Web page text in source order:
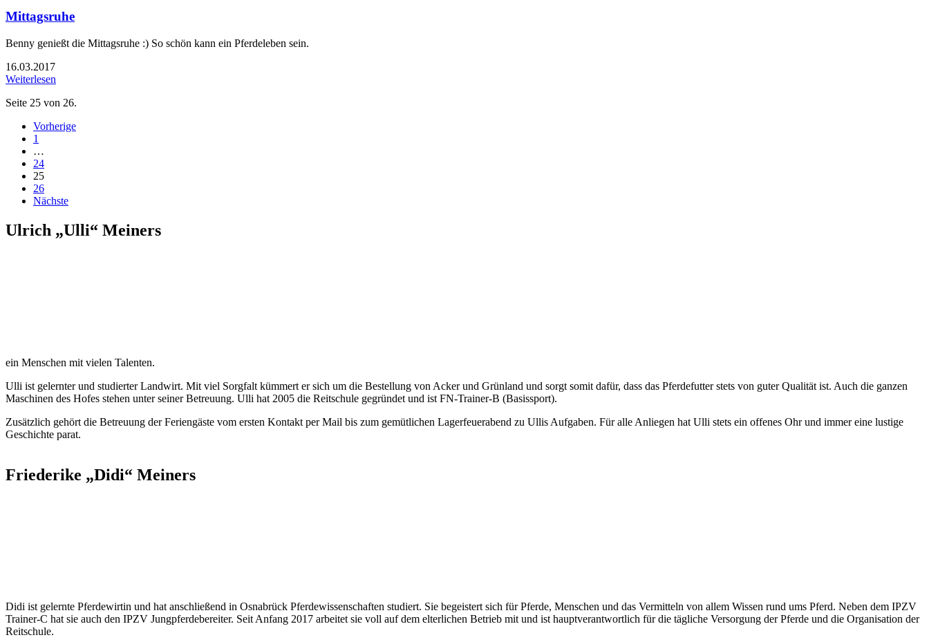
Mittagsruhe
Benny genießt die Mittagsruhe :) So schön kann ein Pferdeleben sein.
16.03.2017
Weiterlesen
Seite 25 von 26.
Vorherige
1
…
24
25
26
Nächste
Ulrich „Ulli“ Meiners
ein Menschen mit vielen Talenten.
Ulli ist gelernter und studierter Landwirt. Mit viel Sorgfalt kümmert er sich um die Bestellung von Acker und Grünland und sorgt somit dafür, dass das Pferdefutter stets von guter Qualität ist. Auch die ganzen
Maschinen des Hofes stehen unter seiner Betreuung. Ulli hat 2005 die Reitschule gegründet und ist FN-Trainer-B (Basissport).
Zusätzlich gehört die Betreuung der Feriengäste vom ersten Kontakt per Mail bis zum gemütlichen Lagerfeuerabend zu Ullis Aufgaben. Für alle Anliegen hat Ulli stets ein offenes Ohr und immer eine lustige
Geschichte parat.
Friederike „Didi“ Meiners
Didi ist gelernte Pferdewirtin und hat anschließend in Osnabrück Pferdewissenschaften studiert. Sie begeistert sich für Pferde, Menschen und das Vermitteln von allem Wissen rund ums Pferd. Neben dem IPZV
Trainer-C hat sie auch den IPZV Jungpferdebereiter. Seit Anfang 2017 arbeitet sie voll auf dem elterlichen Betrieb mit und ist hauptverantwortlich für die tägliche Versorgung der Pferde und die Organisation der
Reitschule.